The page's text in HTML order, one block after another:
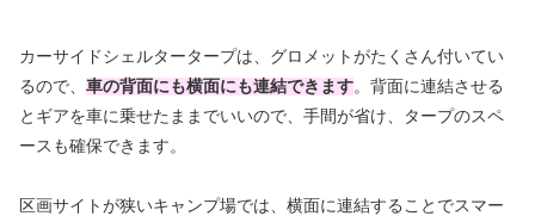
カーサイドシェルタータープは、グロメットがたくさん付いてい
るので、 車の背面にも横面にも連結できます。背面に連結させる
とギアを車に乗せたままでいいので、手間が省け、タープのスペ
ースも確保できます。
区画サイトが狭いキャンプ場では、横面に連結することでスマー